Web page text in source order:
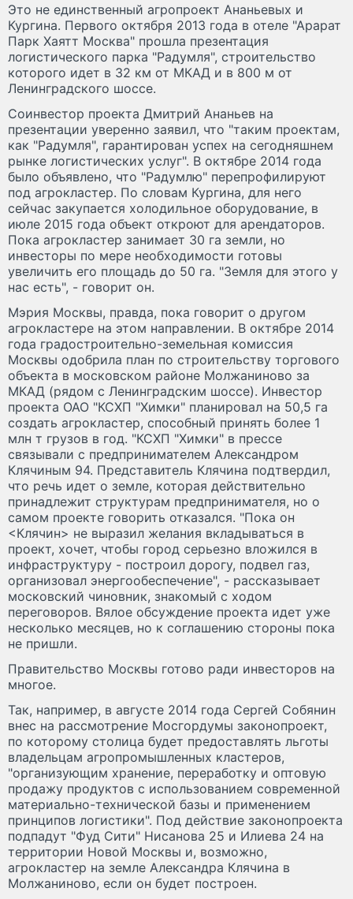
Это не единственный агропроект Ананьевых и
Кургина. Первого октября 2013 года в отеле "Арарат
Парк Хаятт Москва" прошла презентация
логистического парка "Радумля", строительство
которого идет в 32 км от МКАД и в 800 м от
Ленинградского шоссе.
Соинвестор проекта Дмитрий Ананьев на
презентации уверенно заявил, что "таким проектам,
как "Радумля", гарантирован успех на сегодняшнем
рынке логистических услуг". В октябре 2014 года
было объявлено, что "Радумлю" перепрофилируют
под агрокластер. По словам Кургина, для него
сейчас закупается холодильное оборудование, в
июле 2015 года объект откроют для арендаторов.
Пока агрокластер занимает 30 га земли, но
инвесторы по мере необходимости готовы
увеличить его площадь до 50 га. "Земля для этого у
нас есть", - говорит он.
Мэрия Москвы, правда, пока говорит о другом
агрокластере на этом направлении. В октябре 2014
года градостроительно-земельная комиссия
Москвы одобрила план по строительству торгового
объекта в московском районе Молжаниново за
МКАД (рядом с Ленинградским шоссе). Инвестор
проекта ОАО "КСХП "Химки" планировал на 50,5 га
создать агрокластер, способный принять более 1
млн т грузов в год. "КСХП "Химки" в прессе
связывали с предпринимателем Александром
Клячиным 94. Представитель Клячина подтвердил,
что речь идет о земле, которая действительно
принадлежит структурам предпринимателя, но о
самом проекте говорить отказался. "Пока он
<Клячин> не выразил желания вкладываться в
проект, хочет, чтобы город серьезно вложился в
инфраструктуру - построил дорогу, подвел газ,
организовал энергообеспечение", - рассказывает
московский чиновник, знакомый с ходом
переговоров. Вялое обсуждение проекта идет уже
несколько месяцев, но к соглашению стороны пока
не пришли.
Правительство Москвы готово ради инвесторов на
многое.
Так, например, в августе 2014 года Сергей Собянин
внес на рассмотрение Мосгордумы законопроект,
по которому столица будет предоставлять льготы
владельцам агропромышленных кластеров,
"организующим хранение, переработку и оптовую
продажу продуктов с использованием современной
материально-технической базы и применением
принципов логистики". Под действие законопроекта
подпадут "Фуд Сити" Нисанова 25 и Илиева 24 на
территории Новой Москвы и, возможно,
агрокластер на земле Александра Клячина в
Молжаниново, если он будет построен.